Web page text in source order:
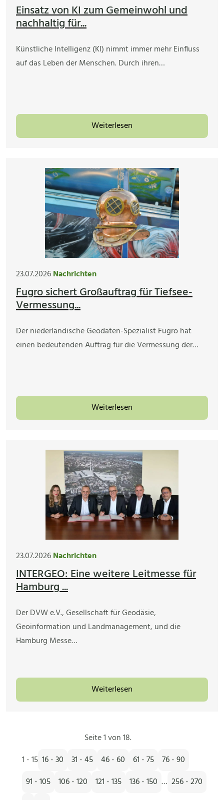
Einsatz von KI zum Gemeinwohl und
nachhaltig für...
Künstliche Intelligenz (KI) nimmt immer mehr Einfluss
auf das Leben der Menschen. Durch ihren…
Weiterlesen
23.07.2026Nachrichten
Fugro sichert Großauftrag für Tiefsee-
Vermessung...
Der niederländische Geodaten-Spezialist Fugro hat
einen bedeutenden Auftrag für die Vermessung der…
Weiterlesen
23.07.2026Nachrichten
INTERGEO: Eine weitere Leitmesse für
Hamburg ...
Der DVW e.V., Gesellschaft für Geodäsie,
Geoinformation und Landmanagement, und die
Hamburg Messe…
Weiterlesen
Seite 1 von 18.
1 - 15 16 - 30 31 - 45 46 - 60 61 - 75
76 - 90
91 - 105
106 - 120 121 - 135 136 - 150 … 256 - 270